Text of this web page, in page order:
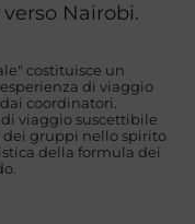
Nairobi.
costituisce un
di viaggio
coordinatori.
viaggio suscettibile
dei gruppi nello spirito
della formula dei